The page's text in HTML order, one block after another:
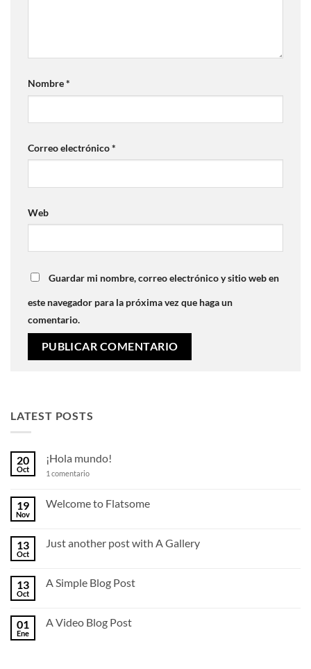
Nombre*
Correo electrónico*
Web
Guardar mi nombre, correo electrónico y sitio web en
este navegador para la próxima vez que haga un
comentario.
LATEST POSTS
20
Oct
¡Hola mundo!
1 comentarioen
19
Nov
Welcome to Flatsome
en
13
Oct
Just another post with A Gallery
en
with
A
13
Oct
A Simple Blog Post
en
01
Ene
A Video Blog Post